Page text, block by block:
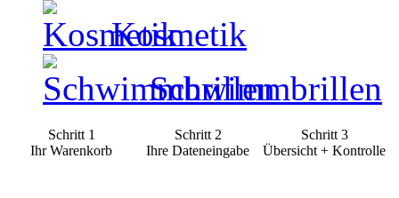
Kosmetik
Schwimmbrillen
Schritt 1
Ihr Warenkorb
Schritt 2
Ihre Dateneingabe
Schritt 3
Übersicht + Kontrolle